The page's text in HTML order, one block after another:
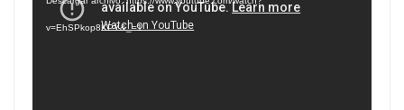
vídeo
v=EhSPkop8KPY&_=1